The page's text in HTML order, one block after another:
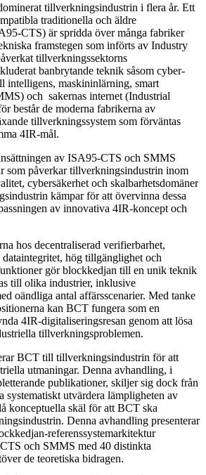
tillverkningsindustrin i flera år. Ett
traditionella och äldre
CTS) är spridda över många fabriker
framstegen som införts av Industry
tillverkningssektorns
banbrytande teknik såsom cyber-
intelligens, maskininlärning, smart
och sakernas internet (Industrial
består de moderna fabrikerna av
tillverkningssystem som förväntas
4IR-mål.
av ISA95-CTS och SMMS
som påverkar tillverkningsindustrin inom
cybersäkerhet och skalbarhetsdomäner
kämpar för att övervinna dessa
av innovativa 4IR-koncept och
hos decentraliserad verifierbarhet,
dataintegritet, hög tillgänglighet och
gör blockkedjan till en unik teknik
till olika industrier, inklusive
oändliga antal affärsscenarier. Med tanke
kan BCT fungera som en
4IR-digitaliseringsresan genom att lösa
tillverkningsproblemen.
BCT till tillverkningsindustrin för att
utmaningar. Denna avhandling, i
publikationer, skiljer sig dock från
systematiskt utvärdera lämpligheten av
konceptuella skäl för att BCT ska
Denna avhandling presenterar
referenssystemarkitektur
och SMMS med 40 distinkta
de teoretiska bidragen.